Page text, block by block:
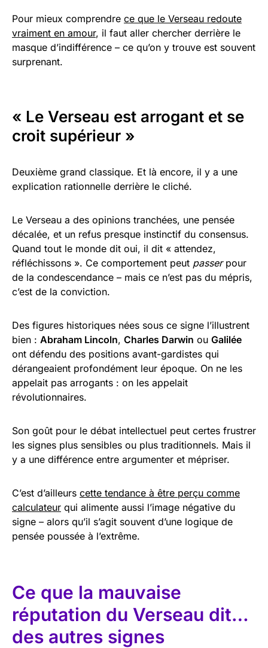
Pour mieux comprendre ce que le Verseau redoute
vraiment en amour, il faut aller chercher derrière le
masque d’indifférence – ce qu’on y trouve est souvent
surprenant.
« Le Verseau est arrogant et se
croit supérieur »
Deuxième grand classique. Et là encore, il y a une
explication rationnelle derrière le cliché.
Le Verseau a des opinions tranchées, une pensée
décalée, et un refus presque instinctif du consensus.
Quand tout le monde dit oui, il dit « attendez,
réfléchissons ». Ce comportement peut passerpour
de la condescendance – mais ce n’est pas du mépris,
c’est de la conviction.
Des figures historiques nées sous ce signe l’illustrent
bien : Abraham Lincoln, Charles Darwin ou Galilée
ont défendu des positions avant-gardistes qui
dérangeaient profondément leur époque. On ne les
appelait pas arrogants : on les appelait
révolutionnaires.
Son goût pour le débat intellectuel peut certes frustrer
les signes plus sensibles ou plus traditionnels. Mais il
y a une différence entre argumenter et mépriser.
C’est d’ailleurs cette tendance à être perçu comme
calculateur qui alimente aussi l’image négative du
signe – alors qu’il s’agit souvent d’une logique de
pensée poussée à l’extrême.
Ce que la mauvaise
réputation du Verseau dit…
des autres signes